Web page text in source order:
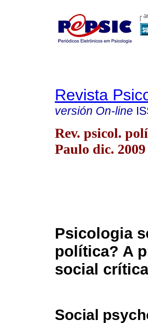
Revista
versión On-line
Rev. psicol.
Paulo dic. 2009
Psicologia
política? A
social
Social